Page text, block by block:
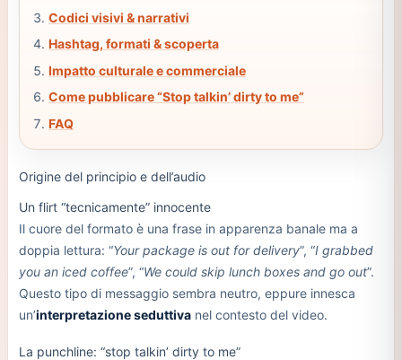
Codici visivi & narrativi
Hashtag, formati & scoperta
Impatto culturale e commerciale
Come pubblicare “Stop talkin’ dirty to me”
FAQ
Origine del principio e dell’audio
Un flirt “tecnicamente” innocente
Il cuore del formato è una frase in apparenza banale ma a
doppia lettura: “Your package is out for delivery”, “I grabbed
you an iced coffee”, “We could skip lunch boxes and go out”.
Questo tipo di messaggio sembra neutro, eppure innesca
un’interpretazione seduttivanel contesto del video.
La punchline: “stop talkin’ dirty to me”